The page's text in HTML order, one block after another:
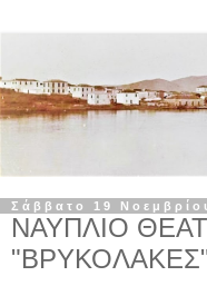
Σάββατο 19
ΝΑΥΠΛΙΟ